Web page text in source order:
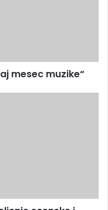
mesec muzike“